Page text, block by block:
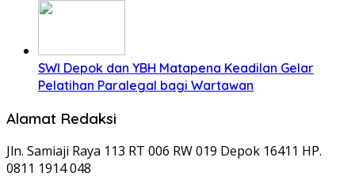
SWI Depok dan YBH Matapena Keadilan Gelar
Pelatihan Paralegal bagi Wartawan
Alamat Redaksi
Jln. Samiaji Raya 113 RT 006 RW 019 Depok 16411 HP.
0811 1914 048